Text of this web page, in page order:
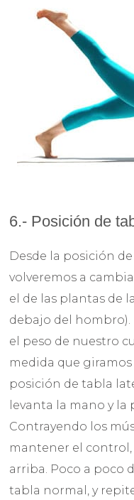
6.- Posición de
Desde la posición
volveremos a
el de las plantas de
debajo del hombro).
el peso de nuestro
medida que
posición de tabla
levanta la mano y
Contrayendo los
mantener el
arriba. Poco a poco
tabla normal, y